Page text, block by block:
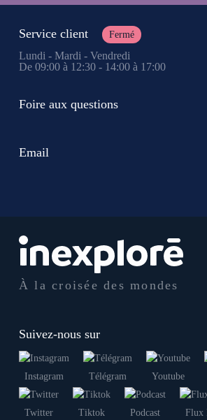
À la croisée des mondes
Suivez-nous sur
Instagram Télégram Youtube
Twitter Tiktok Podcast Flux
Service client Fermé
Lundi - Mardi - Vendredi
De 09:00 à 12:30 - 14:00 à 17:00
Foire aux questions
Email